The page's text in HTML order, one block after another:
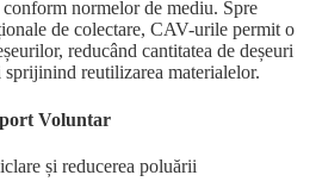
normelor de mediu. Spre
de colectare, CAV-urile permit o
reducând cantitatea de deșeuri
reutilizarea materialelor.
Voluntar
și reducerea poluării